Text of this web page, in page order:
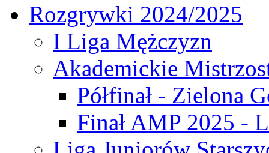
Rozgrywki 2024/2025
I Liga Mężczyzn
Akademickie
Półfinał - Zielona
Finał AMP 2025 -